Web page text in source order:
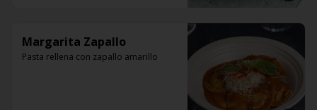
Margarita Zapallo
Pasta rellena con zapallo amarillo